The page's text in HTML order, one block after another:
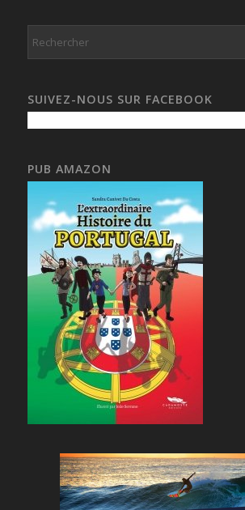
SUIVEZ-NOUS SUR FACEBOOK
PUB AMAZON